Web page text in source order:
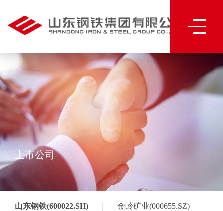
上市公司
山东钢铁(600022.SH) | 金岭矿业(000655.SZ)